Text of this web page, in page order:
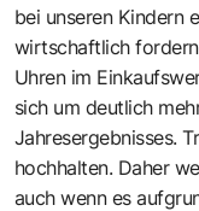
bei unseren Kindern
wirtschaftlich
Uhren im
sich um deutlich
Jahresergebnisses.
hochhalten. Daher
auch wenn es